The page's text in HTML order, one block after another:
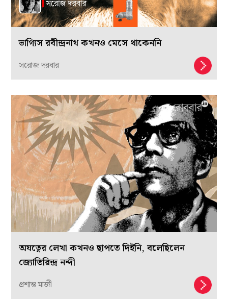
ভাগ্যিস রবীন্দ্রনাথ কখনও মেসে থাকেননি
সরোজ দরবার
অযত্নের লেখা কখনও ছাপতে দিইনি, বলেছিলেন
জ্যোতিরিন্দ্র নন্দী
প্রশান্ত মাজী